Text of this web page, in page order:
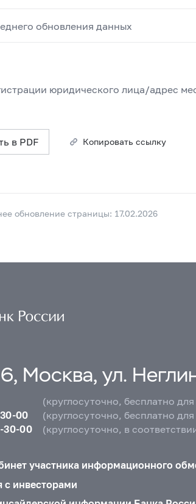
обновления данных
юридического лица/адрес
в PDF Копировать ссылку
обновление страницы: 17.02.2026
Москва, ул.
(круглосуточно, бесплатно
00
(круглосуточно, бесплатно
30-00
(круглосуточно, в
участника информационного
инвесторами